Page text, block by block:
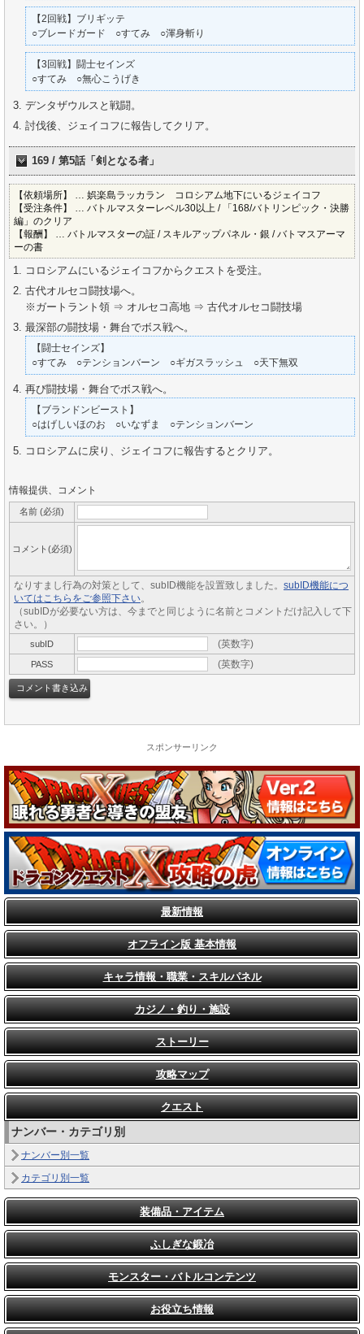
【2回戦】ブリギッテ
○ブレードガード ○すてみ ○渾身斬り
【3回戦】闘士セインズ
○すてみ ○無心こうげき
デンタザウルスと戦闘。
討伐後、ジェイコフに報告してクリア。
169 / 第5話「剣となる者」
【依頼場所】 … 娯楽島ラッカラン コロシアム地下にいるジェイコフ
【受注条件】 … バトルマスターレベル30以上 / 「168/バトリンピック・決勝
編」のクリア
【報酬】 … バトルマスターの証 / スキルアップパネル・銀 / バトマスアーマ
ーの書
コロシアムにいるジェイコフからクエストを受注。
古代オルセコ闘技場へ。
※ガートラント領 ⇒ オルセコ高地 ⇒ 古代オルセコ闘技場
最深部の闘技場・舞台でボス戦へ。
【闘士セインズ】
○すてみ ○テンションバーン ○ギガスラッシュ ○天下無双
再び闘技場・舞台でボス戦へ。
【ブランドンビースト】
○はげしいほのお ○いなずま ○テンションバーン
コロシアムに戻り、ジェイコフに報告するとクリア。
情報提供、コメント
名前 (必須)
コメント(必須)
なりすまし行為の対策として、subID機能を設置致しました。 subID機能につ
いてはこちらをご参照下さい。
（subIDが必要ない方は、今までと同じように名前とコメントだけ記入して下
さい。）
subID (英数字)
PASS (英数字)
スポンサーリンク
最新情報
オフライン版 基本情報
キャラ情報・職業・スキルパネル
カジノ・釣り・施設
ストーリー
攻略マップ
クエスト
ナンバー・カテゴリ別
ナンバー別一覧
カテゴリ別一覧
装備品・アイテム
ふしぎな鍛冶
モンスター・バトルコンテンツ
お役立ち情報